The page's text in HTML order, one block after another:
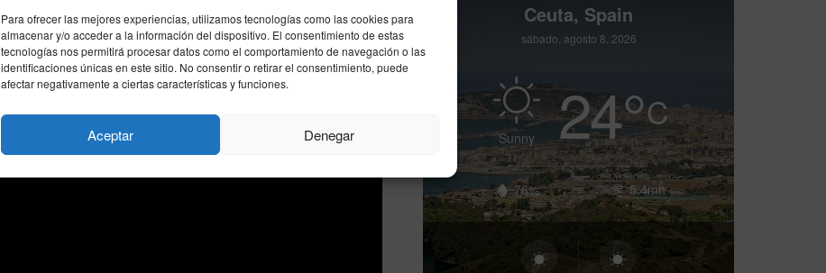
Para ofrecer las mejores experiencias, utilizamos tecnologías como las cookies para
almacenar y/o acceder a la información del dispositivo. El consentimiento de estas
tecnologías nos permitirá procesar datos como el comportamiento de navegación o las
identificaciones únicas en este sitio. No consentir o retirar el consentimiento, puede
afectar negativamente a ciertas características y funciones.
Aceptar Denegar
Ceuta, Spain
sábado, agosto 8, 2026
Sunny 24°C
76% 5.4mh